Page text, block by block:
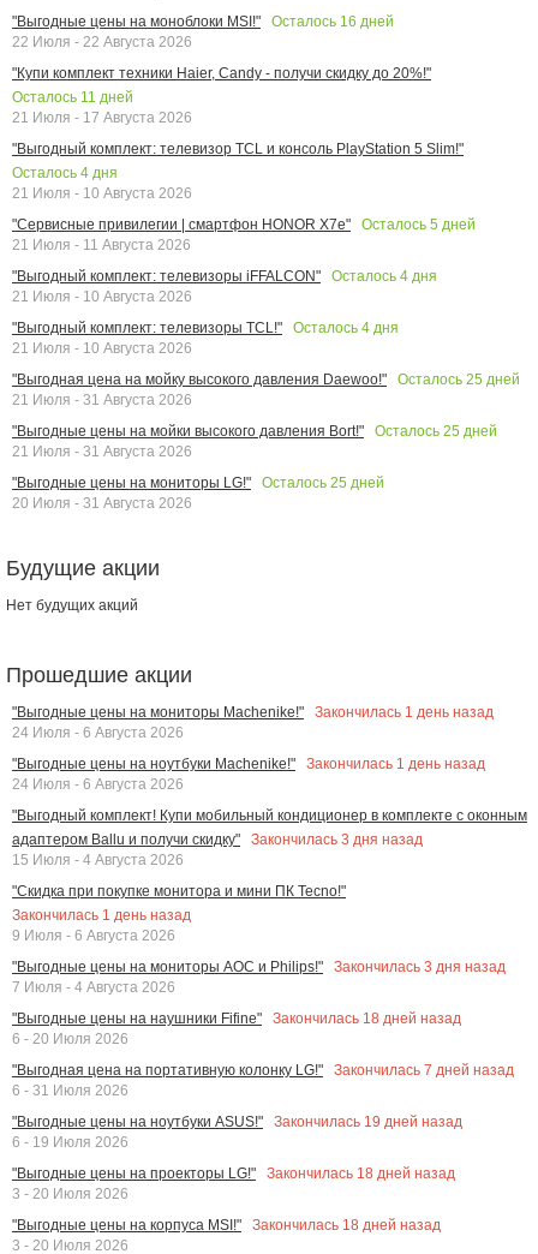
"Выгодные цены на моноблоки MSI!"
Осталось 16 дней
22 Июля - 22 Августа 2026
"Купи комплект техники Haier, Candy - получи скидку до 20%!"
Осталось 11 дней
21 Июля - 17 Августа 2026
"Выгодный комплект: телевизор TCL и консоль PlayStation 5 Slim!"
Осталось 4 дня
21 Июля - 10 Августа 2026
"Сервисные привилегии | смартфон HONOR X7e"
Осталось 5 дней
21 Июля - 11 Августа 2026
"Выгодный комплект: телевизоры iFFALCON"
Осталось 4 дня
21 Июля - 10 Августа 2026
"Выгодный комплект: телевизоры TCL!"
Осталось 4 дня
21 Июля - 10 Августа 2026
"Выгодная цена на мойку высокого давления Daewoo!"
Осталось 25 дней
21 Июля - 31 Августа 2026
"Выгодные цены на мойки высокого давления Bort!"
Осталось 25 дней
21 Июля - 31 Августа 2026
"Выгодные цены на мониторы LG!"
Осталось 25 дней
20 Июля - 31 Августа 2026
Будущие акции
Нет будущих акций
Прошедшие акции
"Выгодные цены на мониторы Machenike!" Закончилась 1 день назад
24 Июля - 6 Августа 2026
"Выгодные цены на ноутбуки Machenike!"
Закончилась 1 день назад
24 Июля - 6 Августа 2026
"Выгодный комплект! Купи мобильный кондиционер в комплекте с оконным
адаптером Ballu и получи скидку"
Закончилась 3 дня назад
15 Июля - 4 Августа 2026
"Скидка при покупке монитора и мини ПК Tecno!"
Закончилась 1 день назад
9 Июля - 6 Августа 2026
"Выгодные цены на мониторы AOC и Philips!"
Закончилась 3 дня назад
7 Июля - 4 Августа 2026
"Выгодные цены на наушники Fifine"
Закончилась 18 дней назад
6 - 20 Июля 2026
"Выгодная цена на портативную колонку LG!"
Закончилась 7 дней назад
6 - 31 Июля 2026
"Выгодные цены на ноутбуки ASUS!"
Закончилась 19 дней назад
6 - 19 Июля 2026
"Выгодные цены на проекторы LG!"
Закончилась 18 дней назад
3 - 20 Июля 2026
"Выгодные цены на корпуса MSI!"
Закончилась 18 дней назад
3 - 20 Июля 2026